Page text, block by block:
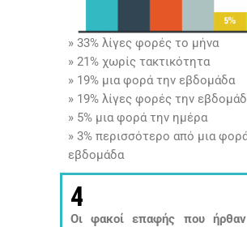
» 33% λίγες φορές το μήνα
» 21% χωρίς τακτικότητα
» 19% μια φορά την εβδομάδα
» 19% λίγες φορές την
» 5% μια φορά την ημέρα
» 3% περισσότερο από μια
εβδομάδα
4
Οι φακοί επαφής που